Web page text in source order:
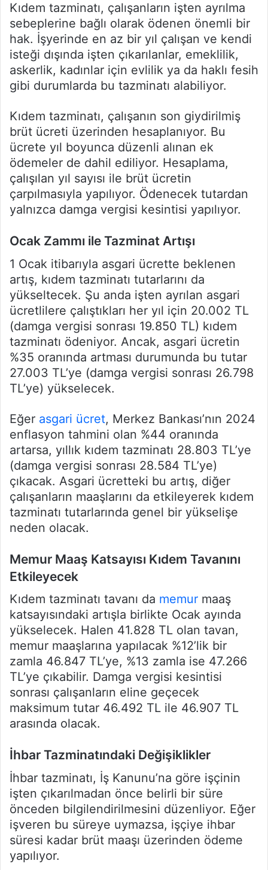
Kıdem tazminatı, çalışanların işten ayrılma
sebeplerine bağlı olarak ödenen önemli bir
hak. İşyerinde en az bir yıl çalışan ve kendi
isteği dışında işten çıkarılanlar, emeklilik,
askerlik, kadınlar için evlilik ya da haklı fesih
gibi durumlarda bu tazminatı alabiliyor.
Kıdem tazminatı, çalışanın son giydirilmiş
brüt ücreti üzerinden hesaplanıyor. Bu
ücrete yıl boyunca düzenli alınan ek
ödemeler de dahil ediliyor. Hesaplama,
çalışılan yıl sayısı ile brüt ücretin
çarpılmasıyla yapılıyor. Ödenecek tutardan
yalnızca damga vergisi kesintisi yapılıyor.
Ocak Zammı ile Tazminat Artışı
1 Ocak itibarıyla asgari ücrette beklenen
artış, kıdem tazminatı tutarlarını da
yükseltecek. Şu anda işten ayrılan asgari
ücretlilere çalıştıkları her yıl için 20.002 TL
(damga vergisi sonrası 19.850 TL) kıdem
tazminatı ödeniyor. Ancak, asgari ücretin
%35 oranında artması durumunda bu tutar
27.003 TL’ye (damga vergisi sonrası 26.798
TL’ye) yükselecek.
Eğer asgari ücret, Merkez Bankası’nın 2024
enflasyon tahmini olan %44 oranında
artarsa, yıllık kıdem tazminatı 28.803 TL’ye
(damga vergisi sonrası 28.584 TL’ye)
çıkacak. Asgari ücretteki bu artış, diğer
çalışanların maaşlarını da etkileyerek kıdem
tazminatı tutarlarında genel bir yükselişe
neden olacak.
Memur Maaş Katsayısı Kıdem Tavanını
Etkileyecek
Kıdem tazminatı tavanı da memur maaş
katsayısındaki artışla birlikte Ocak ayında
yükselecek. Halen 41.828 TL olan tavan,
memur maaşlarına yapılacak %12’lik bir
zamla 46.847 TL’ye, %13 zamla ise 47.266
TL’ye çıkabilir. Damga vergisi kesintisi
sonrası çalışanların eline geçecek
maksimum tutar 46.492 TL ile 46.907 TL
arasında olacak.
İhbar Tazminatındaki Değişiklikler
İhbar tazminatı, İş Kanunu’na göre işçinin
işten çıkarılmadan önce belirli bir süre
önceden bilgilendirilmesini düzenliyor. Eğer
işveren bu süreye uymazsa, işçiye ihbar
süresi kadar brüt maaşı üzerinden ödeme
yapılıyor.